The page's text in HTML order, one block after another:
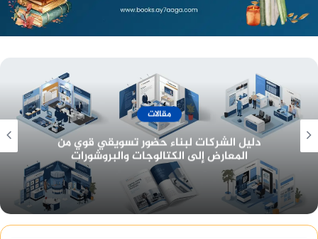
أسعار وخدمات
معرفة أسعار تصميم هوية تجارية وبناء بيئة عمل
احترافية للشركات